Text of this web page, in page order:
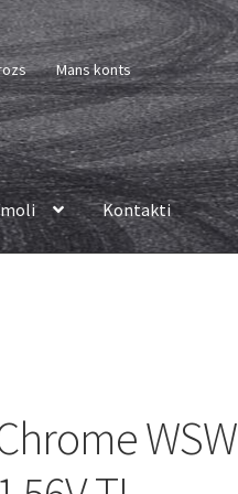
Mans konts
Kontakti
WSW